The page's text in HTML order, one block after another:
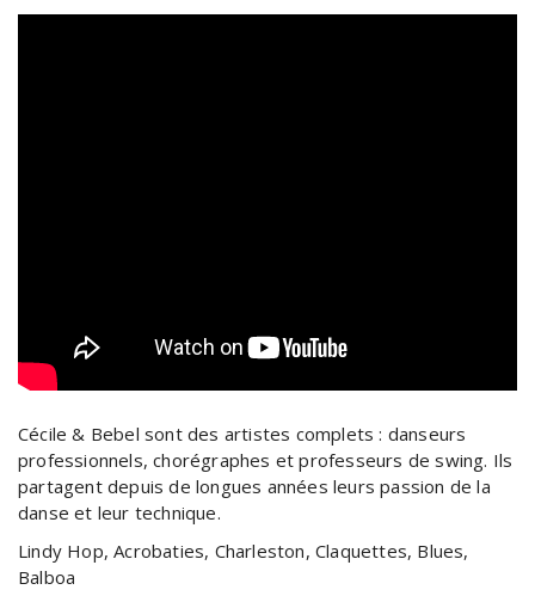
Cécile & Bebel sont des artistes complets : danseurs
professionnels, chorégraphes et professeurs de swing. Ils
partagent depuis de longues années leurs passion de la
danse et leur technique.
Lindy Hop, Acrobaties, Charleston, Claquettes, Blues,
Balboa